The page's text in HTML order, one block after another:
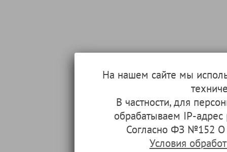
На нашем сайте мы
В частности, для
обрабатываем IP-
Согласно ФЗ №152 О
Условия